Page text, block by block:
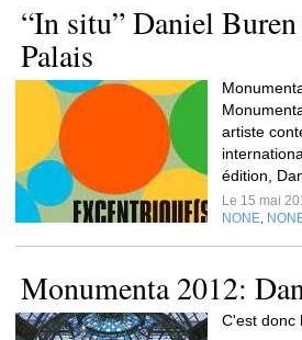
“In situ” Daniel
Palais
artiste
édition,
Le 15 mai
NONE
Monumenta 2012:
C'est donc